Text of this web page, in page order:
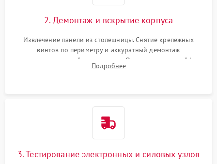
2. Демонтаж и вскрытие корпуса
Извлечение панели из столешницы. Снятие крепежных
винтов по периметру и аккуратный демонтаж
стеклокерамической поверхности. Отсоединение шлейфов
сенсорного блока для доступа к силовым платам, катушкам
Подробнее
3. Тестирование электронных и силовых узлов